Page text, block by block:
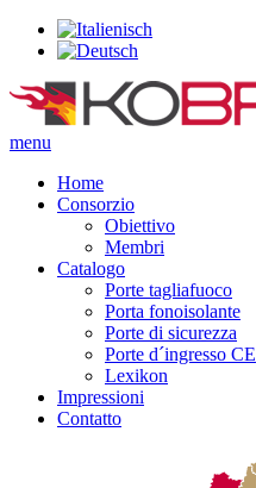
menu
Home
Consorzio
Obiettivo
Membri
Catalogo
Porte tagliafuoco
Porta fonoisolante
Porte di sicurezza
Porte d´ingresso CE
Lexikon
Impressioni
Contatto